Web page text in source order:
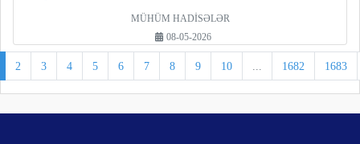
MÜHÜM HADİSƏLƏR
08-05-2026
2 3 4 5 6 7 8 9 10 ... 1682 1683